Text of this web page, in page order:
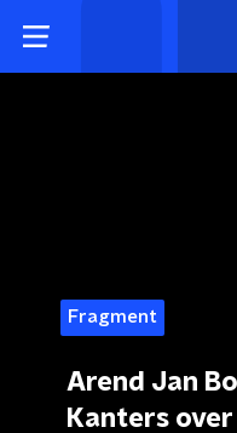
Fragment
Arend Jan
Kanters